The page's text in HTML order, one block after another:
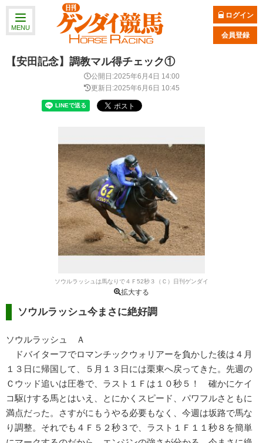
MENU
ログイン
会員登録
【安田記念】調教マル得チェック①
公開日:2025年6月4日 14:00
更新日:2025年6月6日 10:45
ソウルラッシュは馬なりで４Ｆ52秒３（Ｃ）日刊ゲンダイ
拡大する
ソウルラッシュ今まさに絶好調
ソウルラッシュ Ａ
ドバイターフでロマンチックウォリアーを負かした後は４月
１３日に帰国して、５月１３日には栗東へ戻ってきた。先週の
Ｃウッド追いは圧巻で、ラスト１Ｆは１０秒５！ 確かにケイ
コ駆けする馬とはいえ、とにかくスピード、パワフルさともに
満点だった。さすがにもうやる必要もなく、今週は坂路で馬な
り調整。それでも４Ｆ５２秒３で、ラスト１Ｆ１１秒８を簡単